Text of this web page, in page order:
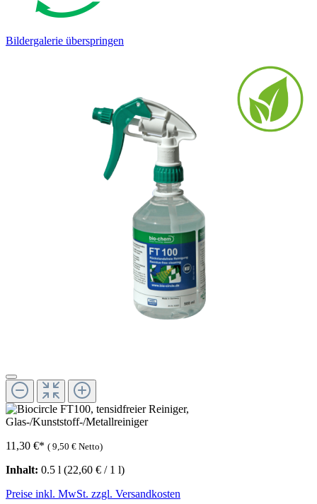
Bildergalerie überspringen
11,30 €* ( 9,50 € Netto)
Inhalt: 0.5 l (22,60 € / 1 l)
Preise inkl. MwSt. zzgl. Versandkosten